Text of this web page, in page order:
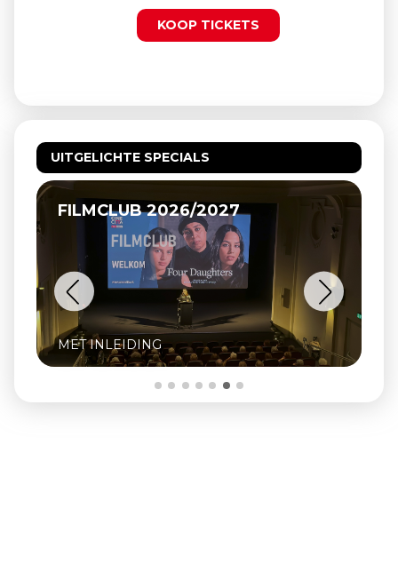
KOOP TICKETS
UITGELICHTE SPECIALS
FILMCLUB 2026/2027
MET INLEIDING